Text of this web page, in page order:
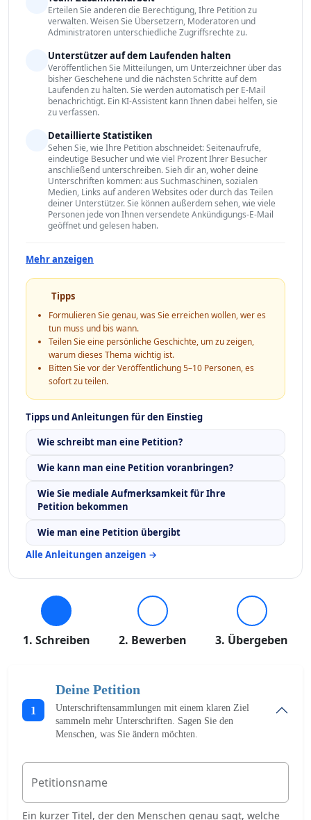
1. Schreiben 2. Bewerben 3. Übergeben
1
Deine Petition
Unterschriftensammlungen mit einem klaren Ziel
sammeln mehr Unterschriften. Sagen Sie den
Menschen, was Sie ändern möchten.
Petitionsname
Ein kurzer Titel, der den Menschen genau sagt, welche
Erteilen Sie anderen die Berechtigung, Ihre Petition zu
verwalten. Weisen Sie Übersetzern, Moderatoren und
Administratoren unterschiedliche Zugriffsrechte zu.
Unterstützer auf dem Laufenden halten
Veröffentlichen Sie Mitteilungen, um Unterzeichner über das
bisher Geschehene und die nächsten Schritte auf dem
Laufenden zu halten. Sie werden automatisch per E-Mail
benachrichtigt. Ein KI-Assistent kann Ihnen dabei helfen, sie
zu verfassen.
Detaillierte Statistiken
Sehen Sie, wie Ihre Petition abschneidet: Seitenaufrufe,
eindeutige Besucher und wie viel Prozent Ihrer Besucher
anschließend unterschreiben. Sieh dir an, woher deine
Unterschriften kommen: aus Suchmaschinen, sozialen
Medien, Links auf anderen Websites oder durch das Teilen
deiner Unterstützer. Sie können außerdem sehen, wie viele
Personen jede von Ihnen versendete Ankündigungs-E-Mail
geöffnet und gelesen haben.
Mehr anzeigen
Tipps
Formulieren Sie genau, was Sie erreichen wollen, wer es
tun muss und bis wann.
Teilen Sie eine persönliche Geschichte, um zu zeigen,
warum dieses Thema wichtig ist.
Bitten Sie vor der Veröffentlichung 5–10 Personen, es
sofort zu teilen.
Tipps und Anleitungen für den Einstieg
Wie schreibt man eine Petition?
Wie kann man eine Petition voranbringen?
Wie Sie mediale Aufmerksamkeit für Ihre
Petition bekommen
Wie man eine Petition übergibt
Alle Anleitungen anzeigen →